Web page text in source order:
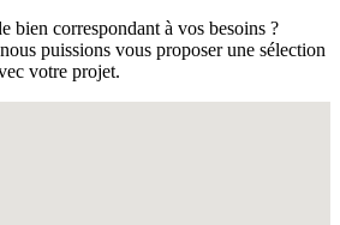
bien correspondant à vos besoins ?
puissions vous proposer une sélection
votre projet.